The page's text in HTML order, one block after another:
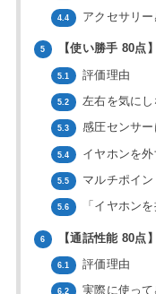
4.4 アクセサリ
5 【使い勝手 80点
5.1 評価理由
5.2 左右を気に
5.3 感圧センサ
5.4 イヤホンを
5.5 マルチポイ
5.6 「イヤホン
6 【通話性能 80点
6.1 評価理由
6.2 実際に使って